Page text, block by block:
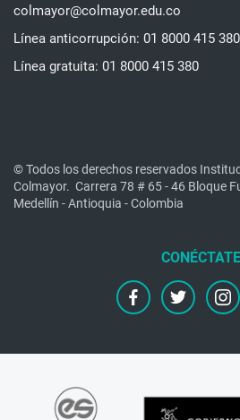
colmayor@colmayor.edu.co
Línea anticorrupción: 01 8000 415 380
Línea gratuita: 01 8000 415 380
© Todos los derechos reservados
Colmayor. Carrera 78 # 65 - 46 Bloque
Medellín - Antioquia - Colombia